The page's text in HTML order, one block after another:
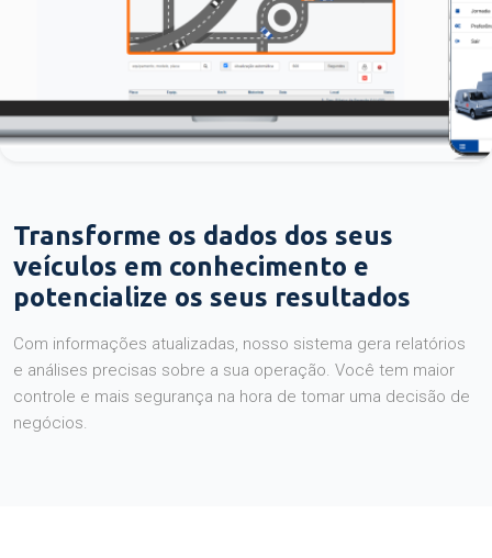
Transforme os dados dos seus
veículos em conhecimento e
potencialize os seus resultados
Com informações atualizadas, nosso sistema gera relatórios
e análises precisas sobre a sua operação. Você tem maior
controle e mais segurança na hora de tomar uma decisão de
negócios.